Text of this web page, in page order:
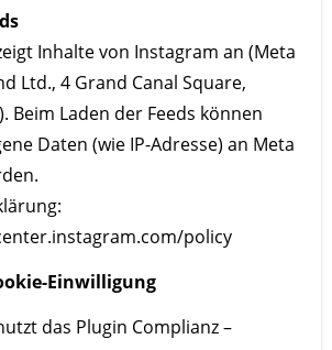
Inhalte von Instagram an (Meta
Ltd., 4 Grand Canal Square,
Beim Laden der Feeds können
Daten (wie IP-Adresse) an Meta
policy
Einwilligung
das Plugin Complianz –